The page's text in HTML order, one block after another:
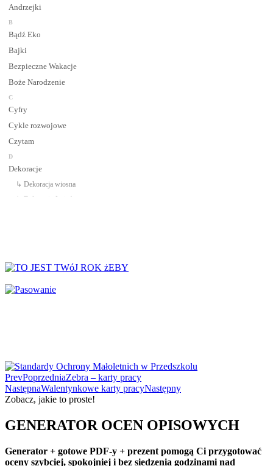
Andrzejki
B
Bądź Eko
Bajki
Bezpieczne Wakacje
Boże Narodzenie
C
Cyfry
Cykle rozwojowe
Czytam
D
Dekoracje
↳ Dekoracja wiosna
↳ Dekoracje Jesień
Dinozaury
Dni Tygodnia
Dzień Bezpiecznego Internetu
Dzień Chłopaka
Dzień Dziadka
Dzień Dziewczynek
Dzień Dyni
Dzień Edukacji Narodowej
PrevPoprzedniaZebra – karty pracy
NastępnaWalentynkowe karty pracyNastępny
Zobacz, jakie to proste!
GENERATOR OCEN OPISOWYCH
Generator + gotowe PDF-y + prezent pomogą Ci przygotować
oceny szybciej, spokojniej i bez siedzenia godzinami nad